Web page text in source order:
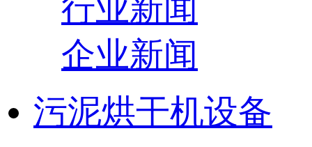
行业新闻
企业新闻
污泥烘干机设备